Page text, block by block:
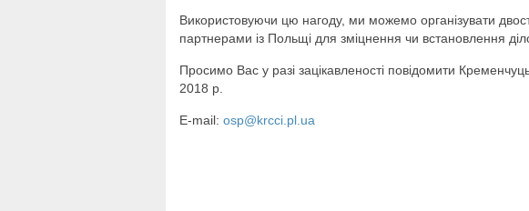
Використовуючи цю нагоду, ми можемо організувати
партнерами із Польщі для зміцнення чи встановлення
Просимо Вас у разі зацікавленості повідомити
2018 р.
E-mail: osp@krcci.pl.ua